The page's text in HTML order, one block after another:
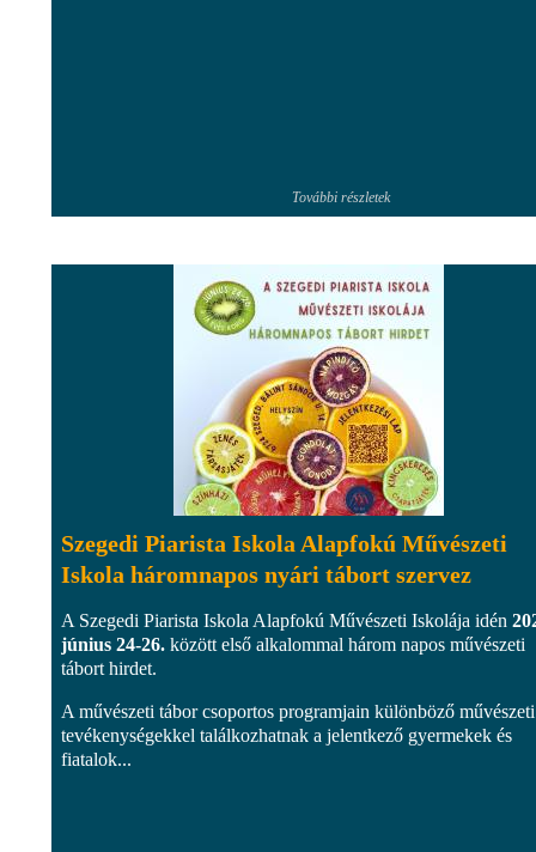
További részletek
Szegedi Piarista Iskola Alapfokú Művészeti
Iskola háromnapos nyári tábort szervez
A Szegedi Piarista Iskola Alapfokú Művészeti Iskolája idén
június 24-26. között első alkalommal három napos művészeti
tábort hirdet.
A művészeti tábor csoportos programjain különböző művészeti
tevékenységekkel találkozhatnak a jelentkező gyermekek és
fiatalok...